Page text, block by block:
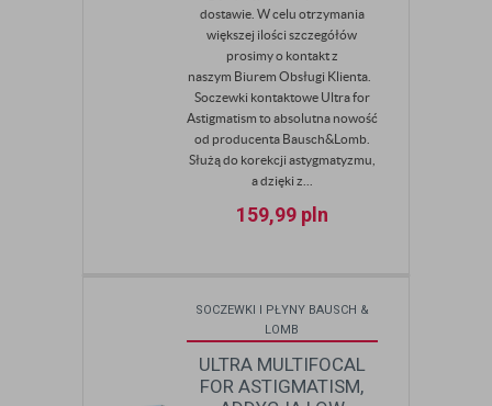
dostawie. W celu otrzymania
większej ilości szczegółów
prosimy o kontakt z
naszym Biurem Obsługi Klienta.
Soczewki kontaktowe Ultra for
Astigmatism to absolutna nowość
od producenta Bausch&Lomb.
Służą do korekcji astygmatyzmu,
a dzięki z...
159,99 pln
SOCZEWKI I PŁYNY BAUSCH &
LOMB
ULTRA MULTIFOCAL
FOR ASTIGMATISM,